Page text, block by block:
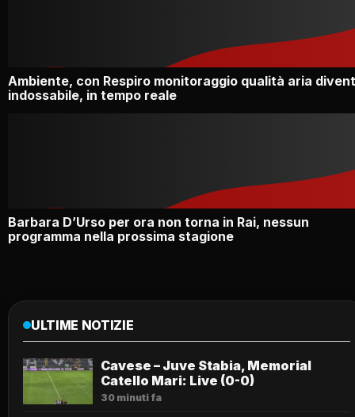
Ambiente, con Respiro monitoraggio qualità aria
indossabile, in tempo reale
Barbara D’Urso per ora non torna in Rai, nessun
programma nella prossima stagione
ULTIME NOTIZIE
Cavese – Juve Stabia, Memorial
Catello Mari: Live (0-0)
30 minuti fa